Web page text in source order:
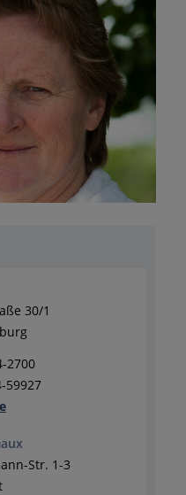
30/1
2700
59927
Str. 1-3